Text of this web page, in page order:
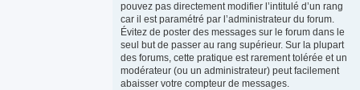
pouvez pas directement modifier l’intitulé d’un rang
car il est paramétré par l’administrateur du forum.
Évitez de poster des messages sur le forum dans le
seul but de passer au rang supérieur. Sur la plupart
des forums, cette pratique est rarement tolérée et un
modérateur (ou un administrateur) peut facilement
abaisser votre compteur de messages.